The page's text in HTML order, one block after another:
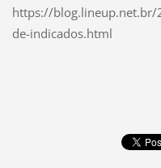
https://
de-indicados.html